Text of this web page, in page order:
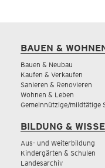
BAUEN &
Bauen & Neubau
Kaufen & Verkaufen
Sanieren & Renovieren
Wohnen & Leben
Gemeinnützige/mildtätige
BILDUNG &
Aus- und Weiterbildung
Kindergärten & Schulen
Landesarchiv